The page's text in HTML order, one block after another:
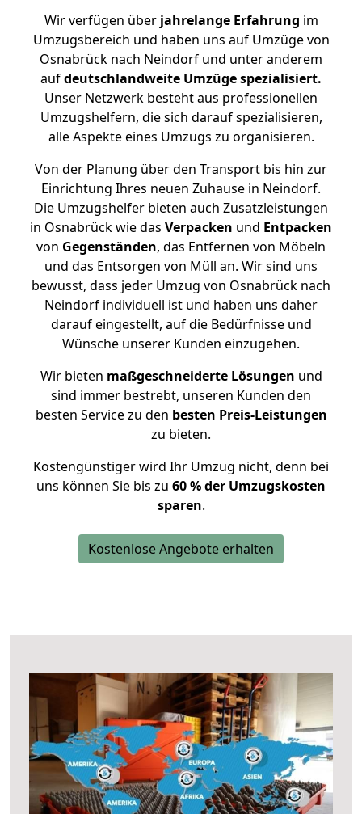
Wir verfügen überjahrelange Erfahrung im
Umzugsbereich und haben uns auf Umzüge von
Osnabrück nach Neindorf und unter anderem
aufdeutschlandweite Umzüge spezialisiert.
Unser Netzwerk besteht aus professionellen
Umzugshelfern, die sich darauf spezialisieren,
alle Aspekte eines Umzugs zu organisieren.
Von der Planung über den Transport bis hin zur
Einrichtung Ihres neuen Zuhause in Neindorf.
Die Umzugshelfer bieten auch Zusatzleistungen
in Osnabrück wie das Verpacken und Entpacken
von Gegenständen, das Entfernen von Möbeln
und das Entsorgen von Müll an. Wir sind uns
bewusst, dass jeder Umzug von Osnabrück nach
Neindorf individuell ist und haben uns daher
darauf eingestellt, auf die Bedürfnisse und
Wünsche unserer Kunden einzugehen.
Wir bieten maßgeschneiderte Lösungen und
sind immer bestrebt, unseren Kunden den
besten Service zu den besten Preis-Leistungen
zu bieten.
Kostengünstiger wird Ihr Umzug nicht, denn bei
uns können Sie bis zu 60 % der Umzugskosten
sparen.
Kostenlose Angebote erhalten